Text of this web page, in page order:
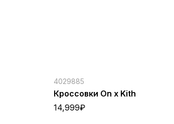
4029885
Кроссовки On x Kith
14,999₽